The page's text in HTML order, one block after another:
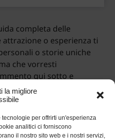
la migliore
per offrirti un'esperienza
analitici ci forniscono
il nostro sito web e i nostri servizi,
completa delle
attrazione o esperienza ti
o storie uniche
che vorresti
qui sotto e
avventure e i nostri